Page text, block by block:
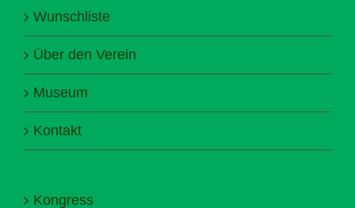
Wunschliste
Über den Verein
Museum
Kontakt
Kongress